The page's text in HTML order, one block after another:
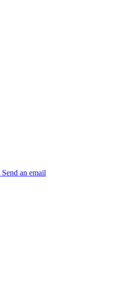
Send an email